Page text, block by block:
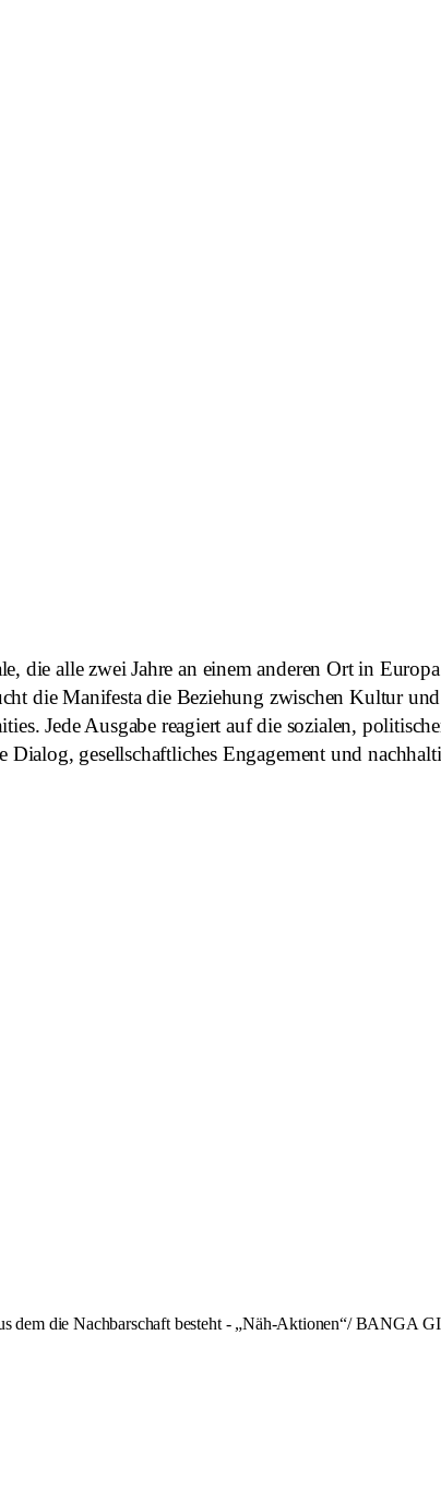
die alle zwei Jahre an einem anderen Ort in
die Manifesta die Beziehung zwischen Kultur
Jede Ausgabe reagiert auf die sozialen,
gesellschaftliches Engagement und